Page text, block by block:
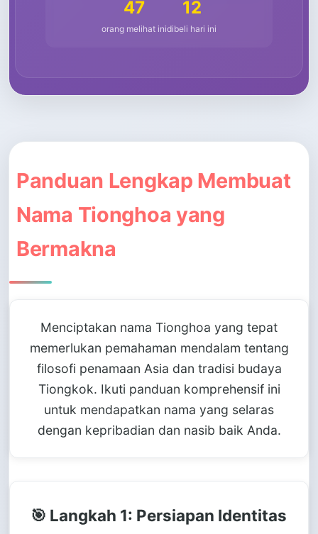
47
orang melihat ini
12
dibeli hari ini
Panduan Lengkap Membuat
Nama Tionghoa yang
Bermakna
Menciptakan nama Tionghoa yang tepat
memerlukan pemahaman mendalam tentang
filosofi penamaan Asia dan tradisi budaya
Tiongkok. Ikuti panduan komprehensif ini
untuk mendapatkan nama yang selaras
dengan kepribadian dan nasib baik Anda.
🎯 Langkah 1: Persiapan Identitas